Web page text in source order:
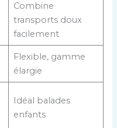
Combine
transports doux
facilement
Flexible, gamme
élargie
Idéal balades
enfants